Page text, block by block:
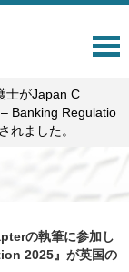
T
l
a
t
士がJapan C
Banking Regulatio
れました。
の執筆に参加し
2025』が英国の